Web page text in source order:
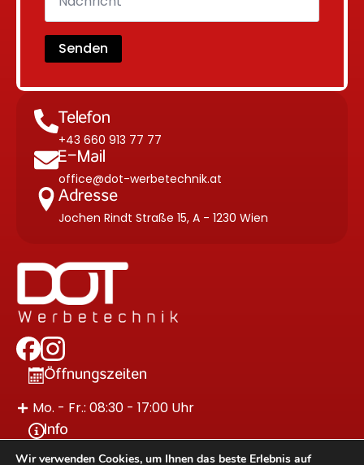
Senden
Telefon
+43 660 913 77 77
E-Mail
office@dot-werbetechnik.at
Adresse
Jochen Rindt Straße 15, A - 1230 Wien
Öffnungszeiten
Mo. - Fr.: 08:30 - 17:00 Uhr
Info
Wir verwenden Cookies, um Ihnen das beste Erlebnis auf